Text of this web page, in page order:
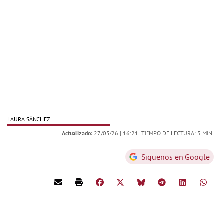
LAURA SÁNCHEZ
Actualizado: 27/05/26 | 16:21| TIEMPO DE LECTURA: 3 MIN.
Síguenos en Google